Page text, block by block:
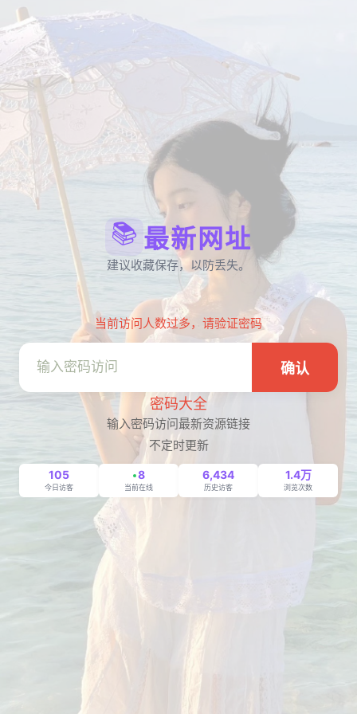
📚 最新网址
建议收藏保存，以防丢失。
当前访问人数过多，请验证密码
确认
密码大全
输入密码访问最新资源链接
不定时更新
105
今日访客
8
当前在线
6,434
历史访客
1.4万
浏览次数